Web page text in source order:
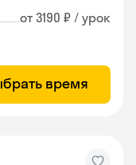
от 3190 ₽ / урок
время